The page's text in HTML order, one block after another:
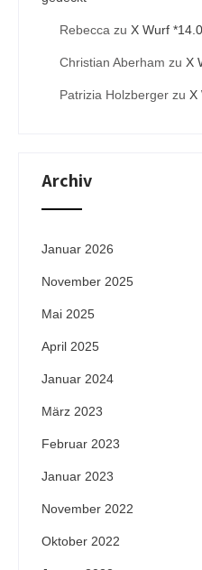
Rebecca zu X Wurf
Christian Aberham zu X
Patrizia Holzberger zu X
Archiv
Januar 2026
November 2025
Mai 2025
April 2025
Januar 2024
März 2023
Februar 2023
Januar 2023
November 2022
Oktober 2022